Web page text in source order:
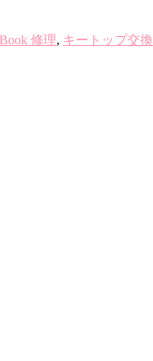
修理, キートップ交換